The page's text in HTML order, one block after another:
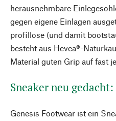
herausnehmbare
gegen eigene Einlagen
profillose (und damit
besteht aus Hevea®-
Material guten Grip auf fast
Sneaker neu
Genesis Footwear ist ein